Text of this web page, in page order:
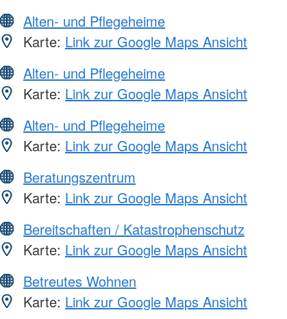
Alten- und Pflegeheime
Karte: Link zur Google Maps Ansicht
Alten- und Pflegeheime
Karte: Link zur Google Maps Ansicht
Alten- und Pflegeheime
Karte: Link zur Google Maps Ansicht
Beratungszentrum
Karte: Link zur Google Maps Ansicht
Bereitschaften / Katastrophenschutz
Karte: Link zur Google Maps Ansicht
Betreutes Wohnen
Karte: Link zur Google Maps Ansicht